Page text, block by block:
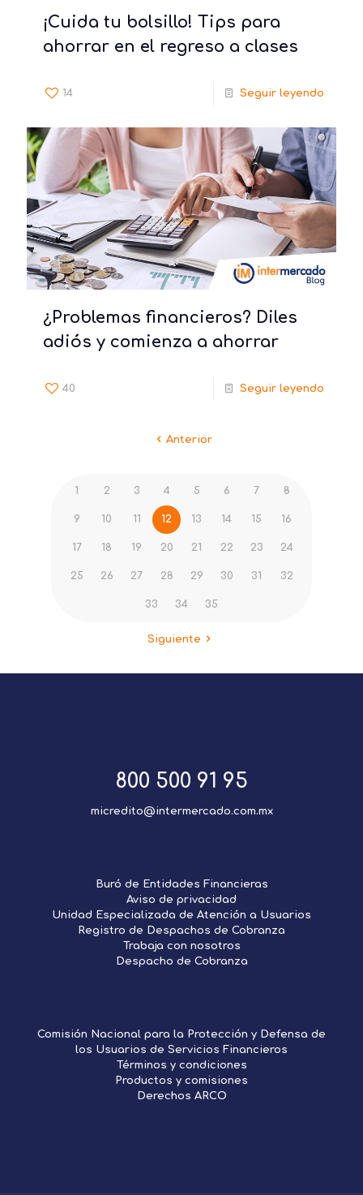
¡Cuida tu bolsillo! Tips para
ahorrar en el regreso a clases
14 Seguir leyendo
¿Problemas financieros? Diles
adiós y comienza a ahorrar
40 Seguir leyendo
Anterior
1 2 3 4 5 6 7 8
9 10 11 12 13 14 15 16
17 18 19 20 21 22 23 24
25 26 27 28 29 30 31 32
33 34 35
Siguiente
800 500 91 95
micredito@intermercado.com.mx
Buró de Entidades Financieras
Aviso de privacidad
Unidad Especializada de Atención a Usuarios
Registro de Despachos de Cobranza
Trabaja con nosotros
Despacho de Cobranza
Comisión Nacional para la Protección y Defensa de
los Usuarios de Servicios Financieros
Términos y condiciones
Productos y comisiones
Derechos ARCO